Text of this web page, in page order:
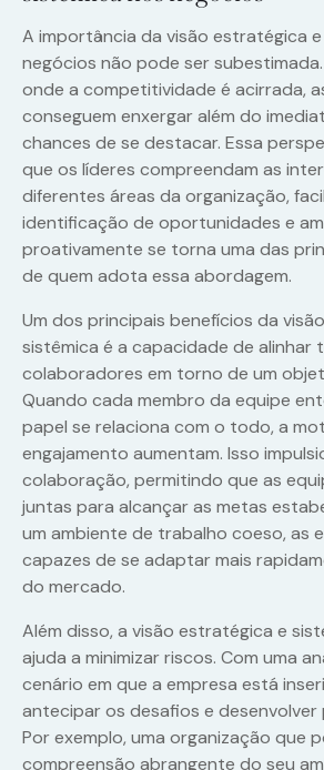
A importância da visão estratégica
negócios não pode ser
onde a competitividade é acirrada,
conseguem enxergar além do
chances de se destacar. Essa
que os líderes compreendam as
diferentes áreas da organização,
identificação de oportunidades e
proativamente se torna uma das
de quem adota essa abordagem.
Um dos principais benefícios da
sistêmica é a capacidade de alinhar
colaboradores em torno de um
Quando cada membro da equipe
papel se relaciona com o todo, a
engajamento aumentam. Isso
colaboração, permitindo que as
juntas para alcançar as metas
um ambiente de trabalho coeso, as
capazes de se adaptar mais
do mercado.
Além disso, a visão estratégica e
ajuda a minimizar riscos. Com uma
cenário em que a empresa está
antecipar os desafios e desenvolver
Por exemplo, uma organização que
compreensão abrangente do seu